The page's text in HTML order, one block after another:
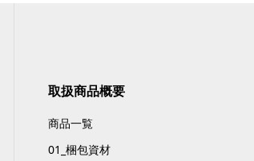
取扱商品概要
商品一覧
01_梱包資材